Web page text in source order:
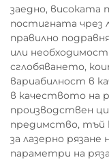
заедно, високата
постигната чрез
правилно
или
сглобяването,
вариабилност в
в качеството на
производствен
предимство, тъй
за лазерно
параметри на